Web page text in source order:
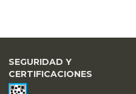
SEGURIDAD Y
CERTIFICACIONES